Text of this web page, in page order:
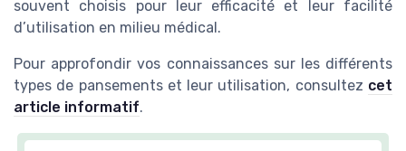
souvent choisis pour leur efficacité et leur facilité
d’utilisation en milieu médical.
Pour approfondir vos connaissances sur les différents
types de pansements et leur utilisation, consultez cet
article informatif.